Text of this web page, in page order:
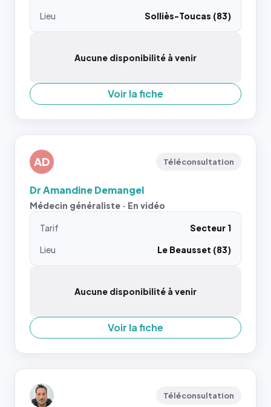
Lieu
Solliès-Toucas (83)
Aucune disponibilité à venir
Voir la fiche
AD Téléconsultation
Dr Amandine Demangel
Médecin généraliste · En vidéo
Tarif
Secteur 1
Lieu
Le Beausset (83)
Aucune disponibilité à venir
Voir la fiche
Téléconsultation